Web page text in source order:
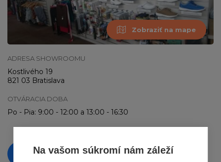
Zobraziť na mape
ADRESA SHOWROOMU
Kostlivého 19
821 03 Bratislava
OTVÁRACIA DOBA
Po - Pia: 9:00 - 12:00 a 13:00 - 16:30
Vzdelávajte se a sledujte nás
Na vašom súkromí nám záleží